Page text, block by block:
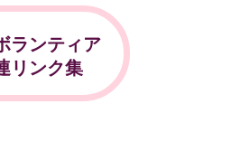
ランティア
リンク集